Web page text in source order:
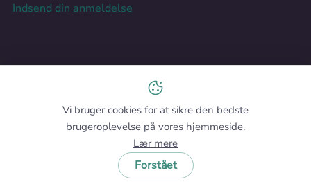
Indsend din anmeldelse
DOWNLOAD
NetSpot til Windows
Vi bruger cookies for at sikre den bedste
brugeroplevelse på vores hjemmeside.
Lær mere
Forstået